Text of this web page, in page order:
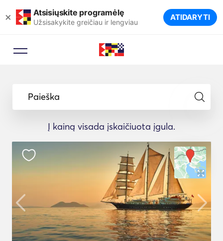
× Atsisiųskite programėlę
Užsisakykite greičiau ir lengviau ATIDARYTI
Paieška
Į kainą visada įskaičiuota įgula.